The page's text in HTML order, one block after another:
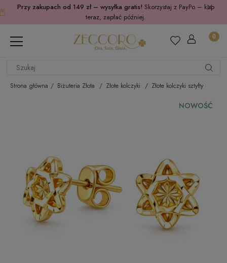
Przy zakupach od 149 zł – wysyłka gratis! Skorzystaj z PayPo – kup
teraz, zapłać później.
Strona główna Biżuteria Złota Złote kolczyki Złote kolczyki sztyfty
NOWOŚĆ